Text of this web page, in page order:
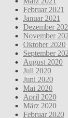
Februar 2021
Januar 2021
Dezember
November
Oktober 2020
September
August 2020
Juli 2020
Juni 2020
Mai 2020
April 2020
März 2020
Februar 2020